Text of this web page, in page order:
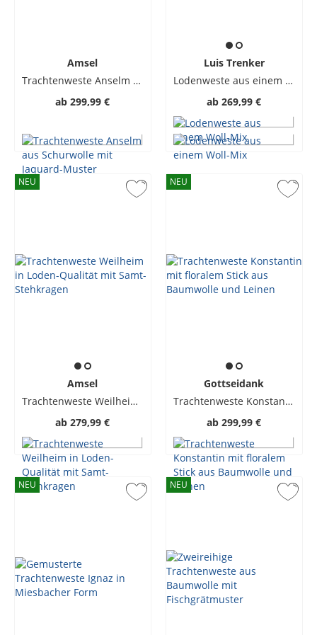
Amsel
Trachtenweste Anselm aus Schurwolle mit Jaquard-Muster
ab 299,99 €
Luis Trenker
Lodenweste aus einem Woll-Mix
ab 269,99 €
NEU
Amsel
Trachtenweste Weilheim in Loden-Qualität mit Samt-Stehkragen
ab 279,99 €
NEU
Gottseidank
Trachtenweste Konstantin mit floralem Stick aus Baumwolle und Leinen
ab 299,99 €
NEU NEU